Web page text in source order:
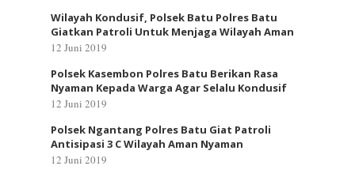
Wilayah Kondusif, Polsek Batu Polres Batu
Giatkan Patroli Untuk Menjaga Wilayah Aman
12 Juni 2019
Polsek Kasembon Polres Batu Berikan Rasa
Nyaman Kepada Warga Agar Selalu Kondusif
12 Juni 2019
Polsek Ngantang Polres Batu Giat Patroli
Antisipasi 3 C Wilayah Aman Nyaman
12 Juni 2019